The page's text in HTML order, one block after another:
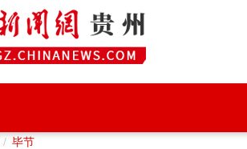
毕节